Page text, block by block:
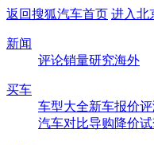
返回搜狐汽车首页 进入北
新闻
评论销量研究海外
买车
车型大全新车报价评
汽车对比导购降价